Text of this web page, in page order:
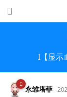
I【显示
永雏塔菲